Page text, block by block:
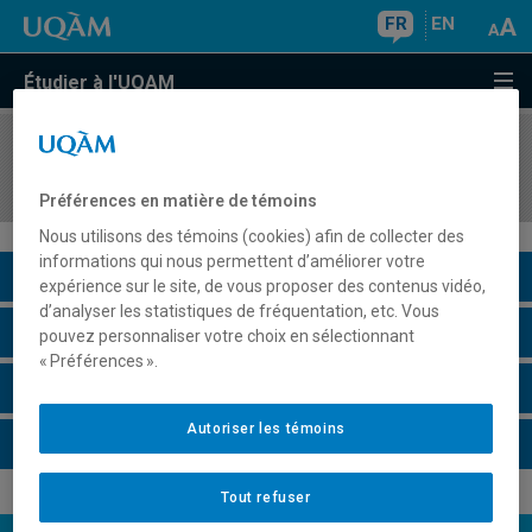
FR EN
Étudier à l'UQAM
COURS//
Description du cours
Horaire - Été 2026
Préférences en matière de témoins
Nous utilisons des témoins (cookies) afin de collecter des
informations qui nous permettent d’améliorer votre
expérience sur le site, de vous proposer des contenus vidéo,
d’analyser les statistiques de fréquentation, etc. Vous
pouvez personnaliser votre choix en sélectionnant
« Préférences ».
Tout refuser
Autoriser les témoins